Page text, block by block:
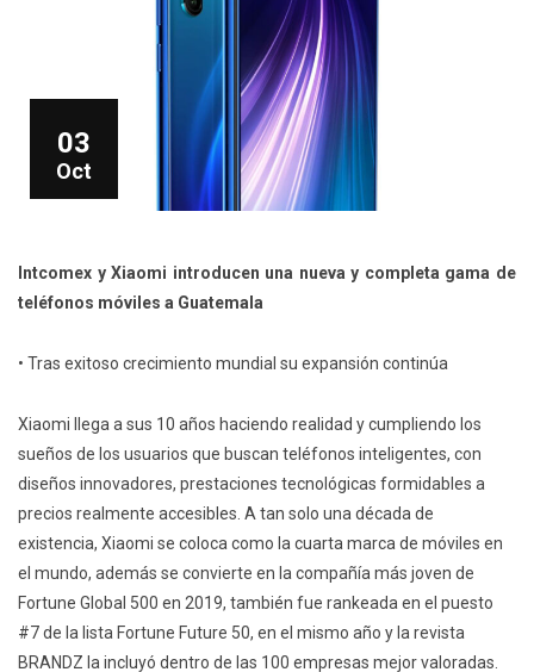
03
Oct
Intcomex y Xiaomi introducen una nueva y completa gama de
teléfonos móviles a Guatemala
• Tras exitoso crecimiento mundial su expansión continúa
Xiaomi llega a sus 10 años haciendo realidad y cumpliendo los
sueños de los usuarios que buscan teléfonos inteligentes, con
diseños innovadores, prestaciones tecnológicas formidables a
precios realmente accesibles. A tan solo una década de
existencia, Xiaomi se coloca como la cuarta marca de móviles en
el mundo, además se convierte en la compañía más joven de
Fortune Global 500 en 2019, también fue rankeada en el puesto
#7 de la lista Fortune Future 50, en el mismo año y la revista
BRANDZ la incluyó dentro de las 100 empresas mejor valoradas.